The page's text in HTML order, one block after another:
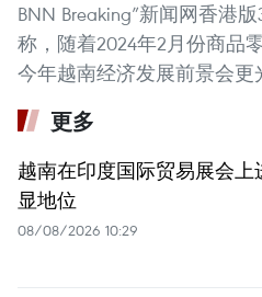
BNN Breaking”新闻网香港
称，随着2024年2月份商品
今年越南经济发展前景会更
更多
越南在印度国际贸易展会上
显地位
08/08/2026 10:29